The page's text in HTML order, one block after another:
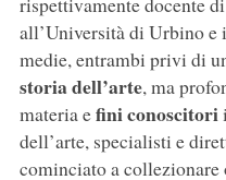
all’Università di Urbino e
medie, entrambi privi di
storia dell’arte, ma
materia efini conoscitori
dell’arte, specialisti e
cominciato a collezionare